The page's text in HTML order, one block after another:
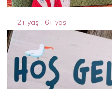
2+ yaş , 6+ yaş
mavi tilki
13 Nisan 2024